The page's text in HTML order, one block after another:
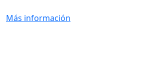
Más información